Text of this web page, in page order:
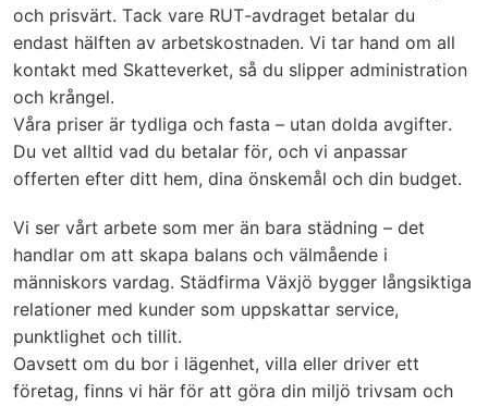
och prisvärt. Tack vare RUT-avdraget betalar du
endast hälften av arbetskostnaden. Vi tar hand om all
kontakt med Skatteverket, så du slipper administration
och krångel.
Våra priser är tydliga och fasta – utan dolda avgifter.
Du vet alltid vad du betalar för, och vi anpassar
offerten efter ditt hem, dina önskemål och din budget.
Vi ser vårt arbete som mer än bara städning – det
handlar om att skapa balans och välmående i
människors vardag. Städfirma Växjö bygger långsiktiga
relationer med kunder som uppskattar service,
punktlighet och tillit.
Oavsett om du bor i lägenhet, villa eller driver ett
företag, finns vi här för att göra din miljö trivsam och